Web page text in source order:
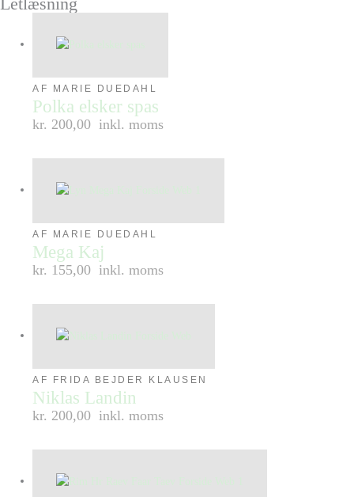
AF MARIE DUEDAHL
Polka elsker spas
kr. 200,00 inkl. moms
AF MARIE DUEDAHL
Mega Kaj
kr. 155,00 inkl. moms
AF FRIDA BEJDER KLAUSEN
Niklas Landin
kr. 200,00 inkl. moms